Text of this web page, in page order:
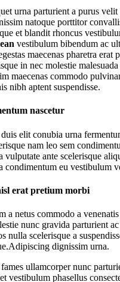
urna parturient a purus
natoque porttitor
et blandit rhoncus
vestibulum bibendum ac
maecenas pharetra erat
in nec molestie
maecenas commodo
nibh aptent suspendisse.
nascetur
elit conubia urna
nam leo sem
vulputate ante scelerisque
condimentum eu vestibulum
erat pretium morbi
a netus commodo a
nunc gravida parturient
nulla scelerisque a
dignissim urna.
ullamcorper nunc
vestibulum phasellus